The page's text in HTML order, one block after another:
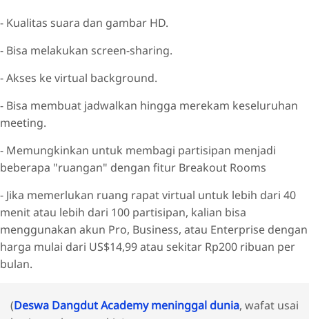
- Kualitas suara dan gambar HD.
- Bisa melakukan screen-sharing.
- Akses ke virtual background.
- Bisa membuat jadwalkan hingga merekam keseluruhan
meeting.
- Memungkinkan untuk membagi partisipan menjadi
beberapa "ruangan" dengan fitur Breakout Rooms
- Jika memerlukan ruang rapat virtual untuk lebih dari 40
menit atau lebih dari 100 partisipan, kalian bisa
menggunakan akun Pro, Business, atau Enterprise dengan
harga mulai dari US$14,99 atau sekitar Rp200 ribuan per
bulan.
(Deswa Dangdut Academy meninggal dunia, wafat usai